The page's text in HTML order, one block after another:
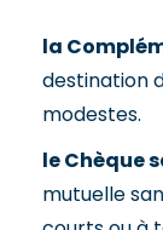
la
destination
modestes.
le Chèque
mutuelle